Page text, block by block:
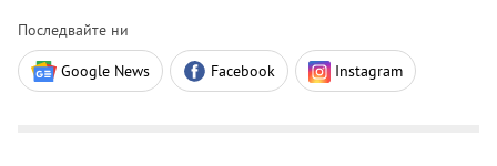
Последвайте ни
Google News Facebook Instagram